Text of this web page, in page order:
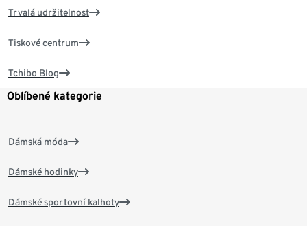
Trvalá udržitelnost
Tiskové centrum
Tchibo Blog
Oblíbené kategorie
Dámská móda
Dámské hodinky
Dámské sportovní kalhoty